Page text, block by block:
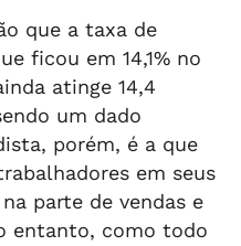
que a taxa de
ficou em 14,1% no
atinge 14,4
um dado
porém, é a que
em seus
parte de vendas e
entanto, como todo